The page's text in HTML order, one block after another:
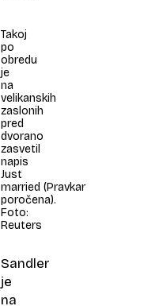
Takoj
po
obredu
je
na
velikanskih
zaslonih
pred
dvorano
zasvetil
napis
Just
married (Pravkar
poročena).
Foto:
Reuters
Sandler
je
na